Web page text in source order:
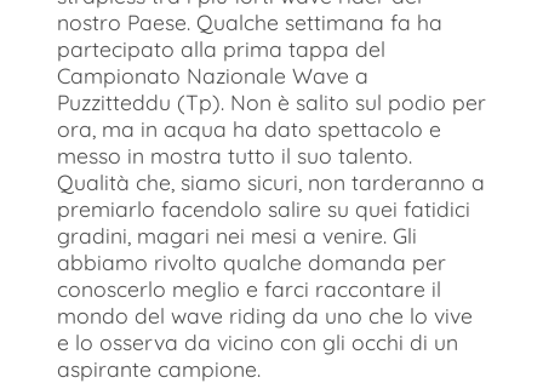
nostro Paese. Qualche settimana fa ha
partecipato alla prima tappa del
Campionato Nazionale Wave a
Puzzitteddu (Tp). Non è salito sul podio per
ora, ma in acqua ha dato spettacolo e
messo in mostra tutto il suo talento.
Qualità che, siamo sicuri, non tarderanno a
premiarlo facendolo salire su quei fatidici
gradini, magari nei mesi a venire. Gli
abbiamo rivolto qualche domanda per
conoscerlo meglio e farci raccontare il
mondo del wave riding da uno che lo vive
e lo osserva da vicino con gli occhi di un
aspirante campione.